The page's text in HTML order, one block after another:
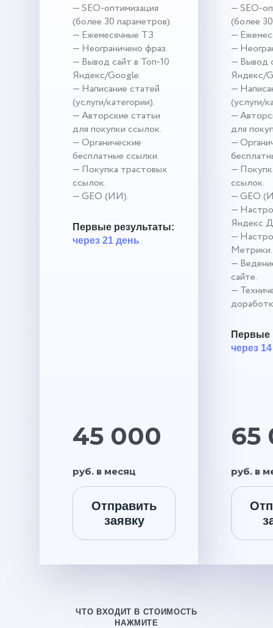
— SEO-оптимизация
(более 30 параметров).
— Ежемесячные ТЗ
— Неограничено фраз.
— Вывод сайт в Топ-10
Яндекс/Google.
— Написание статей
(услуги/категории).
— Авторские статьи
для покупки ссылок.
— Органические
бесплатные ссылки.
— Покупка трастовых
ссылок.
— GEO (ИИ).
Первые результаты:
через 21 день
45 000
руб. в месяц
Отправить
заявку
— SEO-
(более
—
—
— Вывод
Яндекс/
—
(услуги/
—
для
—
—
ссылок.
— GEO
—
Яндекс
—
Метрики.
—
сайте.
—
Первые
через
65
руб. в
ЧТО ВХОДИТ В СТОИМОСТЬ
НАЖМИТЕ